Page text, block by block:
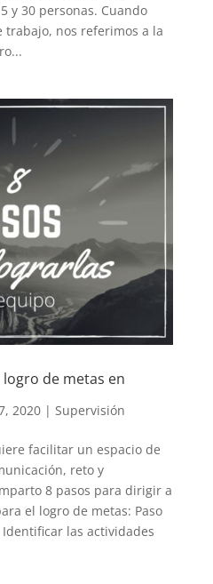
y 30 personas. Cuando
trabajo, nos referimos a la
de metas en
2020| Supervisión
facilitar un espacio de
reto y
8 pasos para dirigir a
el logro de metas: Paso
las actividades